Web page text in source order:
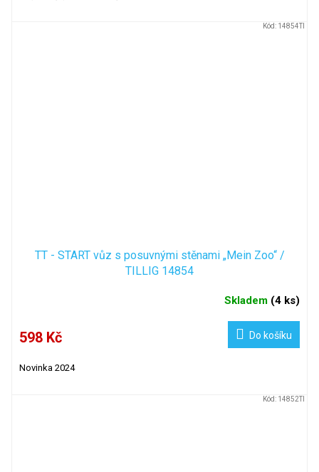
TT - START vůz s posuvnými stěnami „Mein Zoo“ /
TILLIG 14854
Skladem (4 ks)
598 Kč Do košíku
Novinka 2024
Kód: 14854TI
Kód: 14852TI